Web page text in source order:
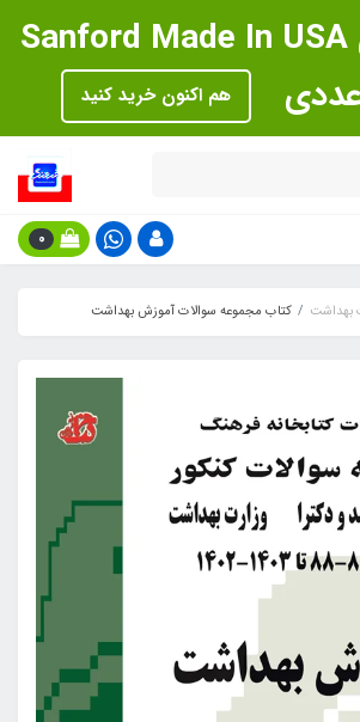
مداد مشکی Sanford Made In USA
هم اکنون خرید کنید
0
بهداشت کتاب مجموعه سوالات آموزش بهداشت